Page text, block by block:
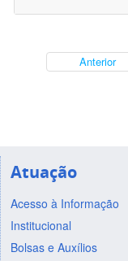
Anterior
Atuação
Acesso à Informação
Institucional
Bolsas e Auxílios